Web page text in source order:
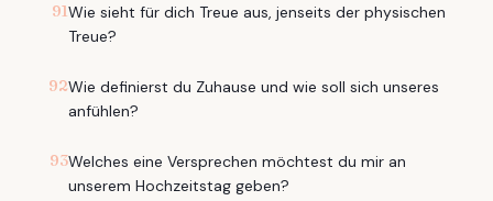
91Wie sieht für dich Treue aus, jenseits der physischen
Treue?
92Wie definierst du Zuhause und wie soll sich unseres
anfühlen?
93Welches eine Versprechen möchtest du mir an
unserem Hochzeitstag geben?